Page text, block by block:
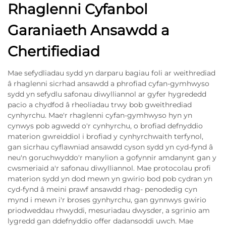
Rhaglenni Cyfanbol
Garaniaeth Ansawdd a
Chertifiediad
Mae sefydliadau sydd yn darparu bagiau foli ar weithrediad
â rhaglenni sicrhad ansawdd a phrofiad cyfan-gymhwyso
sydd yn sefydlu safonau diwylliannol ar gyfer hygrededd
pacio a chydfod â rheoliadau trwy bob gweithrediad
cynhyrchu. Mae'r rhaglenni cyfan-gymhwyso hyn yn
cynwys pob agwedd o'r cynhyrchu, o brofiad defnyddio
materion gwreiddiol i brofiad y cynhyrchwaith terfynol,
gan sicrhau cyflawniad ansawdd cyson sydd yn cyd-fynd â
neu'n goruchwyddo'r manylion a gofynnir amdanynt gan y
cwsmeriaid a'r safonau diwylliannol. Mae protocolau profi
materion sydd yn dod mewn yn gwirio bod pob cydran yn
cyd-fynd â meini prawf ansawdd rhag- penodedig cyn
mynd i mewn i'r broses gynhyrchu, gan gynnwys gwirio
priodweddau rhwyddi, mesuriadau dwysder, a sgrinio am
lygredd gan ddefnyddio offer dadansoddi uwch. Mae